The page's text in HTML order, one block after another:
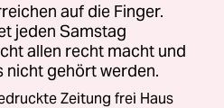
auf die Finger.
jeden Samstag
allen recht macht und
nicht gehört werden.
Zeitung frei Haus